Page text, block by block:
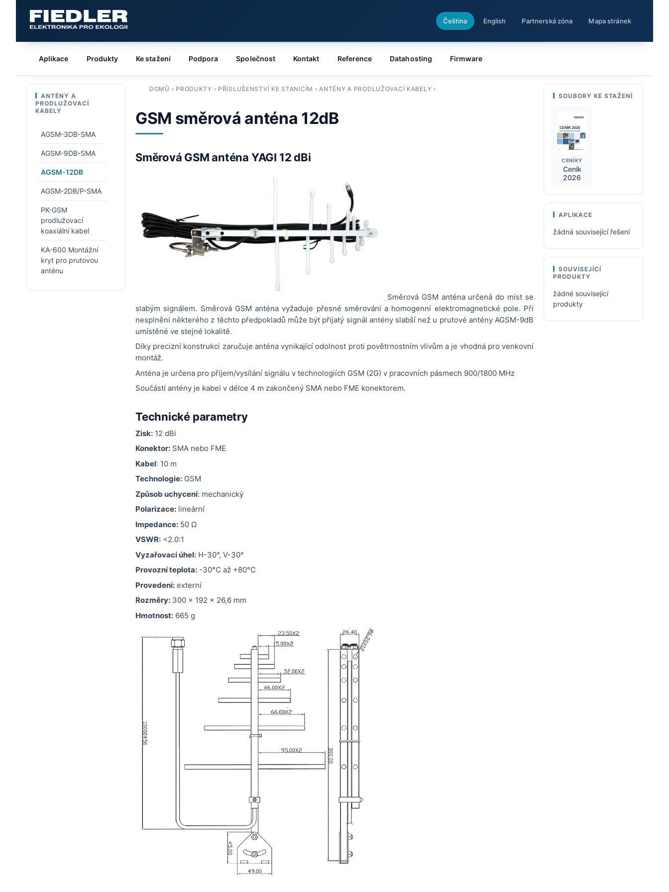
Čeština English Partnerská zóna Mapa stránek
DOMŮ › PRODUKTY › PŘÍSLUŠENSTVÍ KE STANICÍM ›ANTÉNY A PRODLUŽOVACÍ KABELY ›
GSM směrová anténa 12dB
Směrová GSM anténa YAGI 12 dBi
Směrová GSM anténa určená do míst se
slabým signálem. Směrová GSM anténa vyžaduje přesné směrování a homogenní elektromagnetické pole. Při
nesplnění některého z těchto předpokladů může být přijatý signál antény slabší než u prutové antény AGSM-9dB
umístěné ve stejné lokalitě.
Díky precizní konstrukci zaručuje anténa vynikající odolnost proti povětrnostním vlivům a je vhodná pro venkovní
montáž.
Anténa je určena pro příjem/vysílání signálu v technologiích GSM (2G) v pracovních pásmech 900/1800 MHz
Součástí antény je kabel v délce 4 m zakončený SMA nebo FME konektorem.
Technické parametry
Zisk: 12 dBi
Konektor: SMA nebo FME
Kabel: 10 m
Technologie: GSM
Způsob uchycení: mechanický
Polarizace: lineární
Impedance: 50 Ω
VSWR: <2.0:1
Vyzařovací úhel: H-30°, V-30°
Provozní teplota: -30°C až +80°C
Provedení: externí
Rozměry: 300 x 192 x 26,6 mm
Hmotnost: 665 g
Aplikace Produkty Ke stažení Podpora Společnost Kontakt Reference Datahosting Firmware
ANTÉNY A
PRODLUŽOVACÍ
KABELY
AGSM-3DB-SMA
AGSM-9DB-SMA
AGSM-12DB
AGSM-2DB/P-SMA
PK-GSM
prodlužovací
koaxiální kabel
KA-600 Montážní
kryt pro prutovou
anténu
SOUBORY KE STAŽENÍ
CENÍKY
Ceník
2026
APLIKACE
žádná související řešení
SOUVISEJÍCÍ
PRODUKTY
žádné související
produkty